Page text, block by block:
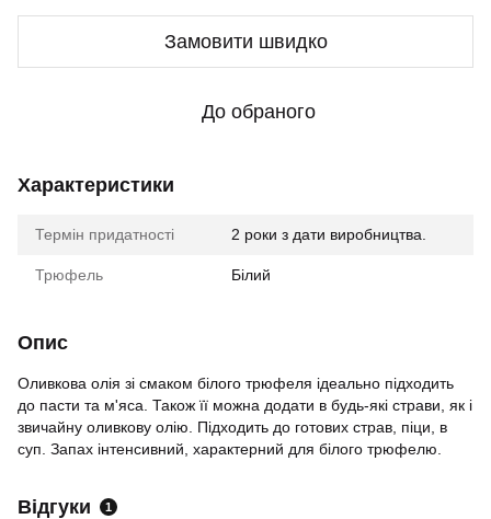
Замовити швидко
До обраного
Характеристики
Термін придатності 2 роки з дати виробництва.
Трюфель Білий
Опис
Оливкова олія зі смаком білого трюфеля ідеально підходить
до пасти та м'яса. Також її можна додати в будь-які страви, як і
звичайну оливкову олію. Підходить до готових страв, піци, в
суп. Запах інтенсивний, характерний для білого трюфелю.
Відгуки 1